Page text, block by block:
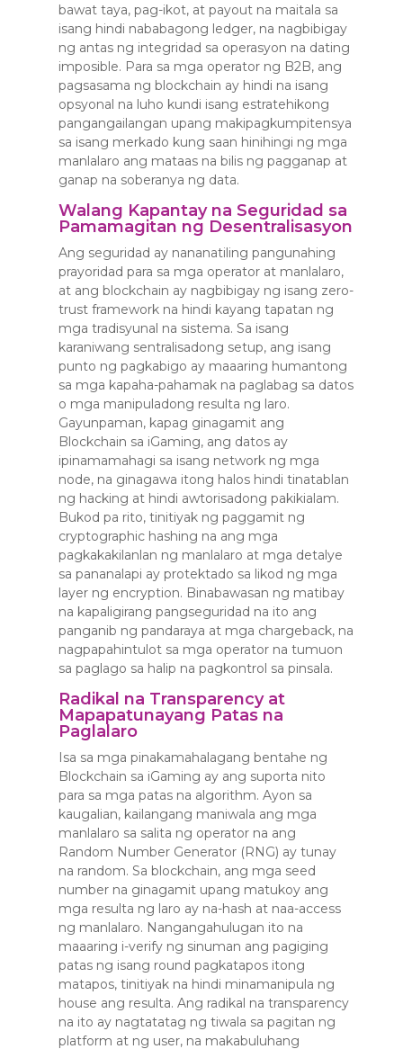
bawat taya, pag-ikot, at payout na maitala sa
isang hindi nababagong ledger, na nagbibigay
ng antas ng integridad sa operasyon na dating
imposible. Para sa mga operator ng B2B, ang
pagsasama ng blockchain ay hindi na isang
opsyonal na luho kundi isang estratehikong
pangangailangan upang makipagkumpitensya
sa isang merkado kung saan hinihingi ng mga
manlalaro ang mataas na bilis ng pagganap at
ganap na soberanya ng data.
Walang Kapantay na Seguridad sa
Pamamagitan ng Desentralisasyon
Ang seguridad ay nananatiling pangunahing
prayoridad para sa mga operator at manlalaro,
at ang blockchain ay nagbibigay ng isang zero-
trust framework na hindi kayang tapatan ng
mga tradisyunal na sistema. Sa isang
karaniwang sentralisadong setup, ang isang
punto ng pagkabigo ay maaaring humantong
sa mga kapaha-pahamak na paglabag sa datos
o mga manipuladong resulta ng laro.
Gayunpaman, kapag ginagamit ang
Blockchain sa iGaming, ang datos ay
ipinamamahagi sa isang network ng mga
node, na ginagawa itong halos hindi tinatablan
ng hacking at hindi awtorisadong pakikialam.
Bukod pa rito, tinitiyak ng paggamit ng
cryptographic hashing na ang mga
pagkakakilanlan ng manlalaro at mga detalye
sa pananalapi ay protektado sa likod ng mga
layer ng encryption. Binabawasan ng matibay
na kapaligirang pangseguridad na ito ang
panganib ng pandaraya at mga chargeback, na
nagpapahintulot sa mga operator na tumuon
sa paglago sa halip na pagkontrol sa pinsala.
Radikal na Transparency at
Mapapatunayang Patas na
Paglalaro
Isa sa mga pinakamahalagang bentahe ng
Blockchain sa iGaming ay ang suporta nito
para sa mga patas na algorithm. Ayon sa
kaugalian, kailangang maniwala ang mga
manlalaro sa salita ng operator na ang
Random Number Generator (RNG) ay tunay
na random. Sa blockchain, ang mga seed
number na ginagamit upang matukoy ang
mga resulta ng laro ay na-hash at naa-access
ng manlalaro. Nangangahulugan ito na
maaaring i-verify ng sinuman ang pagiging
patas ng isang round pagkatapos itong
matapos, tinitiyak na hindi minamanipula ng
house ang resulta. Ang radikal na transparency
na ito ay nagtatatag ng tiwala sa pagitan ng
platform at ng user, na makabuluhang